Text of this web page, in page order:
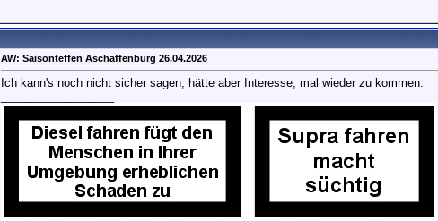
AW: Saisonteffen Aschaffenburg 26.04.2026
Ich kann's noch nicht sicher sagen, hätte aber Interesse, mal wieder zu kommen.